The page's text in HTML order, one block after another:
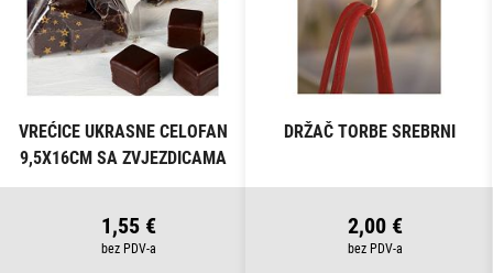
VREĆICE UKRASNE CELOFAN
9,5X16CM SA ZVJEZDICAMA
PK10 HEYDA 20-30892 50
1,55 €
DRŽAČ TORBE SREBRNI
2,00 €